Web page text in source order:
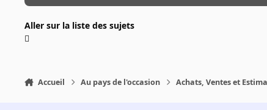
Aller sur la liste des sujets
Accueil Au pays de l'occasion Achats, Ventes et